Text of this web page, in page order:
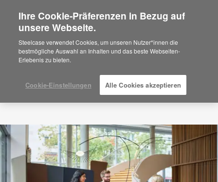
Are you in United States?
Would you like to see Products we sell in
your region?
Americas
Español
Ihre Cookie-Präferenzen in Bezug auf
unsere Webseite.
Steelcase verwendet Cookies, um unseren Nutzer*innen die
bestmögliche Auswahl an Inhalten und das beste Webseiten-
Erlebenis zu bieten.
Cookie-Einstellungen Alle Cookies akzeptieren